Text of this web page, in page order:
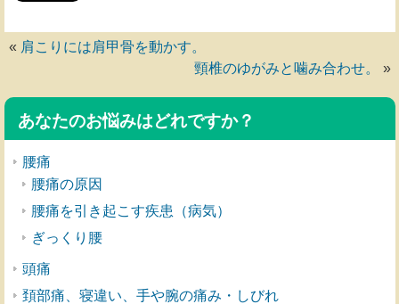
« 肩こりには肩甲骨を動かす。
頸椎のゆがみと噛み合わせ。
»
あなたのお悩みはどれですか？
腰痛
腰痛の原因
腰痛を引き起こす疾患（病気）
ぎっくり腰
頭痛
頚部痛、寝違い、手や腕の痛み・しびれ